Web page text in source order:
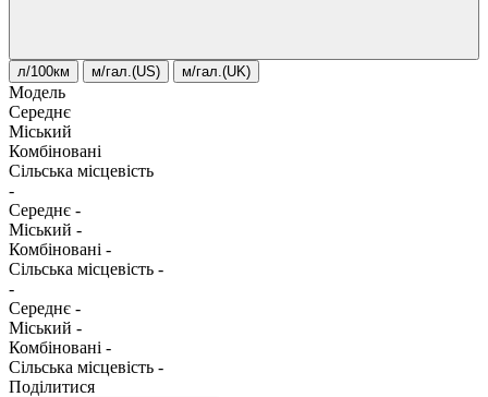
л/100км м/гал.(US) м/гал.(UK)
Модель
Середнє
Міський
Комбіновані
Сільська місцевість
-
Середнє -
Міський -
Комбіновані -
Сільська місцевість -
-
Середнє -
Міський -
Комбіновані -
Сільська місцевість -
Поділитися